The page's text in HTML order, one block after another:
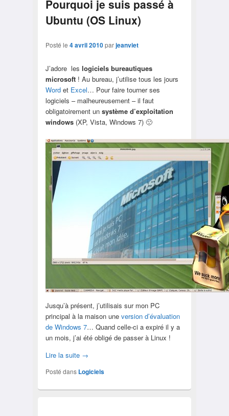
Pourquoi je suis passé à
Ubuntu (OS Linux)
Posté le 4 avril 2010parjeanviet
J’adore les logiciels bureautiques
microsoft! Au bureau, j’utilise tous les jours
Wordet Excel… Pour faire tourner ses
logiciels – malheureusement – il faut
obligatoirement un système d’exploitation
windows(XP, Vista, Windows 7) 🙁
Jusqu’à présent, j’utilisais sur mon PC
principal à la maison une version d’évaluation
de Windows 7… Quand celle-ci a expiré il y a
un mois, j’ai été obligé de passer à Linux !
Lire la suite →
Posté dans Logiciels